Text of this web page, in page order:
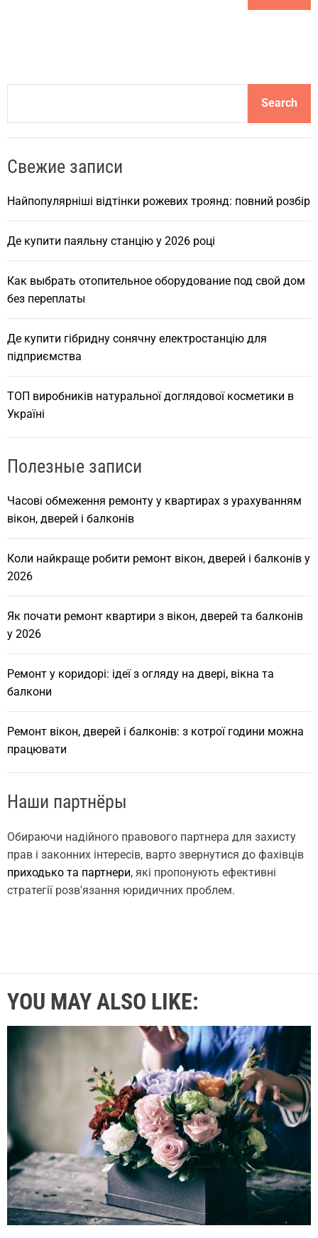
a
c
Search
Свежие записи
Найпопулярніші відтінки рожевих троянд: повний розбір
Де купити паяльну станцію у 2026 році
Как выбрать отопительное оборудование под свой дом
без переплаты
Де купити гібридну сонячну електростанцію для
підприємства
ТОП виробників натуральної доглядової косметики в
Україні
Полезные записи
Часові обмеження ремонту у квартирах з урахуванням
вікон, дверей і балконів
Коли найкраще робити ремонт вікон, дверей і балконів у
2026
Як почати ремонт квартири з вікон, дверей та балконів
у 2026
Ремонт у коридорі: ідеї з огляду на двері, вікна та
балкони
Ремонт вікон, дверей і балконів: з котрої години можна
працювати
Наши партнёры
Обираючи надійного правового партнера для захисту
прав і законних інтересів, варто звернутися до фахівців
приходько та партнери, які пропонують ефективні
стратегії розв'язання юридичних проблем.
YOU MAY ALSO LIKE: